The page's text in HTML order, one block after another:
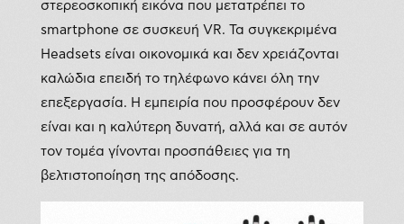
στερεοσκοπική εικόνα που μετατρέπει το
smartphone σε συσκευή VR. Τα συγκεκριμένα
Headsets είναι οικονομικά και δεν χρειάζονται
καλώδια επειδή το τηλέφωνο κάνει όλη την
επεξεργασία. Η εμπειρία που προσφέρουν δεν
είναι και η καλύτερη δυνατή, αλλά και σε αυτόν
τον τομέα γίνονται προσπάθειες για τη
βελτιστοποίηση της απόδοσης.